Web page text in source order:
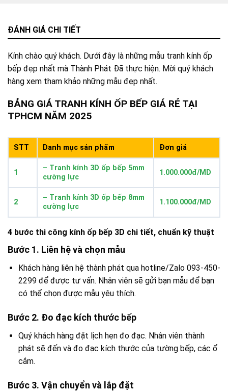
ĐÁNH GIÁ CHI TIẾT
Kính chào quý khách. Dưới đây là những mẫu tranh kính ốp
bếp đẹp nhất mà Thành Phát Đã thực hiện. Mời quý khách
hàng xem tham khảo những mẫu đẹp nhất.
BẢNG GIÁ TRANH KÍNH ỐP BẾP GIÁ RẺ TẠI
TPHCM NĂM 2025
STT Danh mục sản phẩm Đơn giá
1
– Tranh kính 3D ốp bếp 5mm
cường lực
1.000.000đ/MD
2
– Tranh kính 3D ốp bếp 8mm
cường lực
1.100.000đ/MD
4 bước thi công kính ốp bếp 3D chi tiết, chuẩn kỹ thuật
Bước 1. Liên hệ và chọn mẫu
Khách hàng liên hệ thành phát qua hotline/Zalo 093-450-
2299 để được tư vấn. Nhân viên sẽ gửi bạn mẫu để bạn
có thể chọn được mẫu yêu thích.
Bước 2. Đo đạc kích thước bếp
Quý khách hàng đặt lịch hẹn đo đạc. Nhân viên thành
phát sẽ đến và đo đạc kích thước của tường bếp, các ổ
cắm.
Bước 3. Vận chuyển và lắp đặt